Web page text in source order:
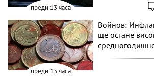
преди 13 часа
преди 13 часа
Войнов:
ще остане